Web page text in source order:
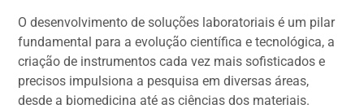
O desenvolvimento de soluções laboratoriais é um pilar
fundamental para a evolução científica e tecnológica, a
criação de instrumentos cada vez mais sofisticados e
precisos impulsiona a pesquisa em diversas áreas,
desde a biomedicina até as ciências dos materiais.